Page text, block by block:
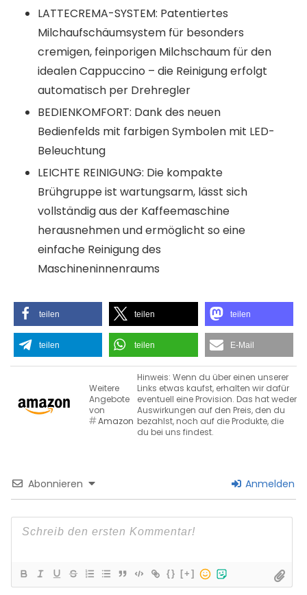
LATTECREMA-SYSTEM: Patentiertes
Milchaufschäumsystem für besonders
cremigen, feinporigen Milchschaum für den
idealen Cappuccino – die Reinigung erfolgt
automatisch per Drehregler
BEDIENKOMFORT: Dank des neuen
Bedienfelds mit farbigen Symbolen mit LED-
Beleuchtung
LEICHTE REINIGUNG: Die kompakte
Brühgruppe ist wartungsarm, lässt sich
vollständig aus der Kaffeemaschine
herausnehmen und ermöglicht so eine
einfache Reinigung des
Maschineninnenraums
teilen teilen teilen
teilen teilen E-Mail
Weitere
Angebote
von
Amazon
Hinweis: Wenn du über einen unserer
Links etwas kaufst, erhalten wir dafür
eventuell eine Provision. Das hat weder
Auswirkungen auf den Preis, den du
bezahlst, noch auf die Produkte, die
du bei uns findest.
Abonnieren Anmelden
{} [+]